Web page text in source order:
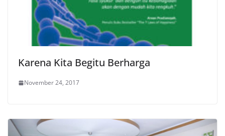
Karena Kita Begitu Berharga
November 24, 2017